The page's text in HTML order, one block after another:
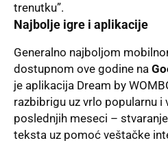
trenutku”.
Najbolje igre i aplikacije
Generalno najboljom
dostupnom ove godine na
je aplikacija Dream by
razbibrigu uz vrlo popularnu i
poslednjih meseci –
teksta uz pomoć veštačke